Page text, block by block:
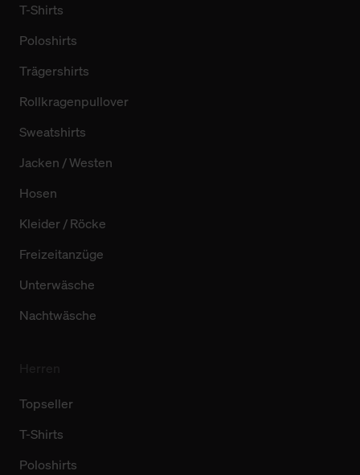
T-Shirts
Poloshirts
Trägershirts
Rollkragenpullover
Sweatshirts
Jacken / Westen
Hosen
Kleider / Röcke
Freizeitanzüge
Unterwäsche
Nachtwäsche
Topseller
T-Shirts
Poloshirts